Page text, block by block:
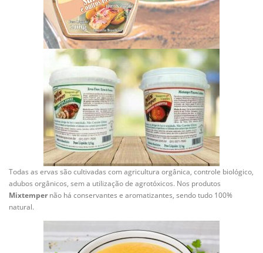
Todas as ervas são cultivadas com agricultura orgânica, controle biológico,
adubos orgânicos, sem a utilização de agrotóxicos. Nos produtos
Mixtemper não há conservantes e aromatizantes, sendo tudo 100%
natural.